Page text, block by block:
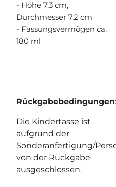
- Höhe 7,3 cm,
Durchmesser 7,2 cm
- Fassungsvermögen ca.
180 ml
Rückgabebedingungen:
Die Kindertasse ist
aufgrund der
Sonderanfertigung/
von der Rückgabe
ausgeschlossen.